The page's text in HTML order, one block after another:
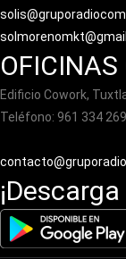
OFICINAS
Edificio Cowork,
Teléfono: 961 334